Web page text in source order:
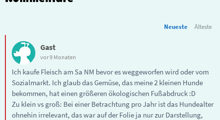
Neueste Älteste
Gast
vor 9 Monaten
Ich kaufe Fleisch am Sa NM bevor es weggeworfen wird oder vom
Sozialmarkt. Ich glaub das Gemüse, das meine 2 kleinen Hunde
bekommen, hat einen größeren ökologischen Fußabdruck :D
Zu klein vs groß: Bei einer Betrachtung pro Jahr ist das Hundealter
ohnehin irrelevant, das war auf der Folie ja nur zur Darstellung,